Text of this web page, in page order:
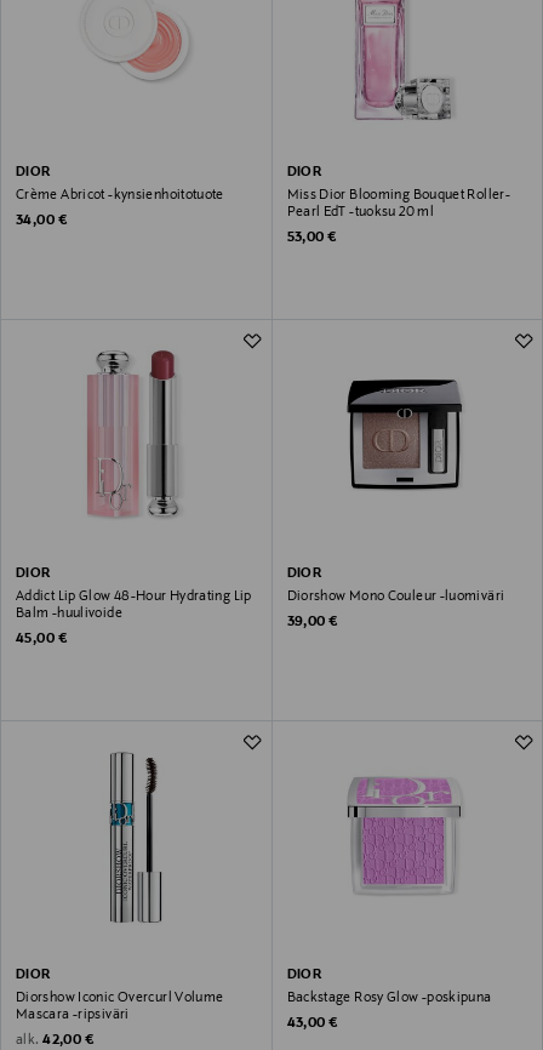
DIOR
Crème Abricot -kynsienhoitotuote
Original Price
34,00 €
DIOR
Miss Dior Blooming Bouquet Roller-
Pearl EdT -tuoksu 20 ml
Original Price
53,00 €
DIOR
Addict Lip Glow 48-Hour Hydrating Lip
Balm -huulivoide
Original Price
45,00 €
DIOR
Diorshow Mono Couleur -luomiväri
Original Price
39,00 €
DIOR
Diorshow Iconic Overcurl Volume
Mascara -ripsiväri
alk. Original Price
42,00 €
DIOR
Backstage Rosy Glow -poskipuna
Original Price
43,00 €